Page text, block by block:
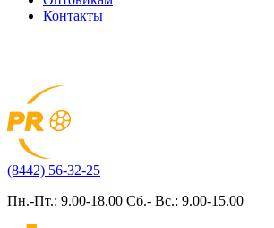
Контакты
(8442) 56-32-25
Пн.-Пт.: 9.00-18.00 Сб.- Вс.: 9.00-15.00